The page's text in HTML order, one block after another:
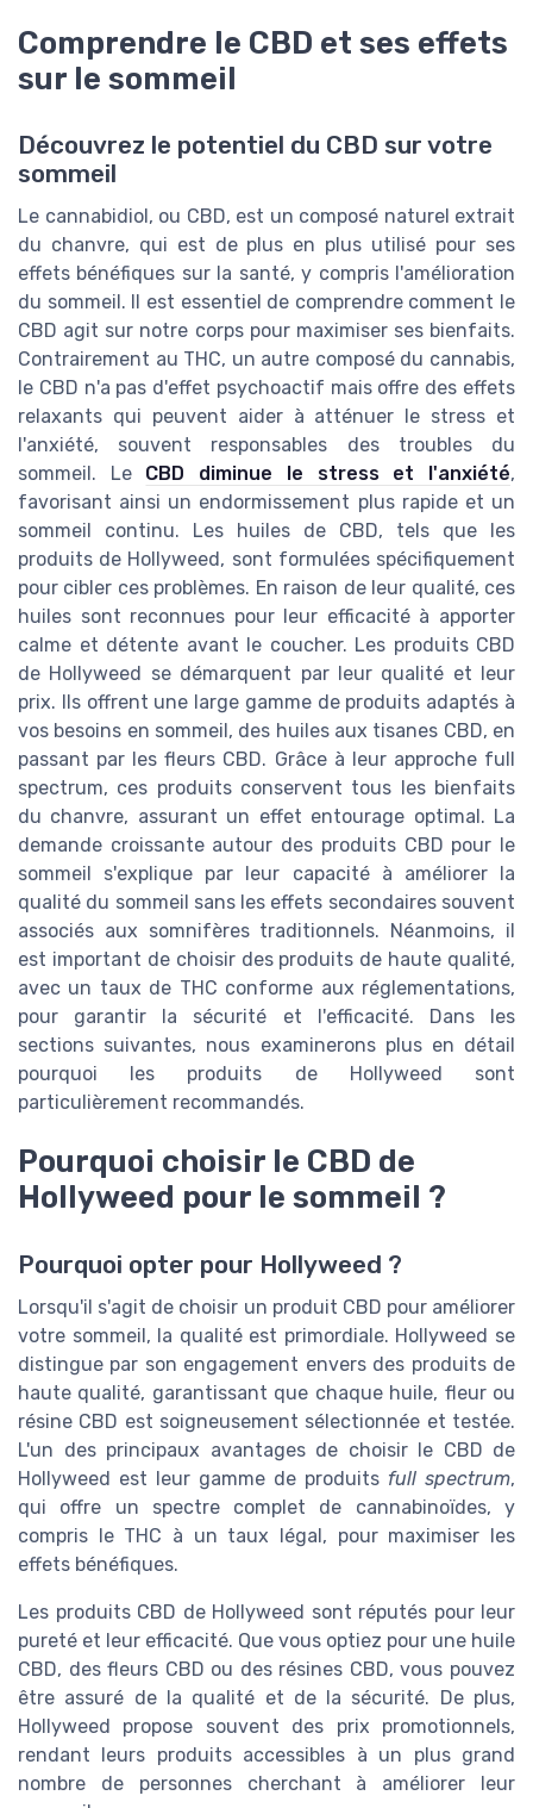
Comprendre le CBD et ses effets
sur le sommeil
Découvrez le potentiel du CBD sur votre
sommeil
Le cannabidiol, ou CBD, est un composé naturel extrait
du chanvre, qui est de plus en plus utilisé pour ses
effets bénéfiques sur la santé, y compris l'amélioration
du sommeil. Il est essentiel de comprendre comment le
CBD agit sur notre corps pour maximiser ses bienfaits.
Contrairement au THC, un autre composé du cannabis,
le CBD n'a pas d'effet psychoactif mais offre des effets
relaxants qui peuvent aider à atténuer le stress et
l'anxiété, souvent responsables des troubles du
sommeil. Le CBD diminue le stress et l'anxiété,
favorisant ainsi un endormissement plus rapide et un
sommeil continu. Les huiles de CBD, tels que les
produits de Hollyweed, sont formulées spécifiquement
pour cibler ces problèmes. En raison de leur qualité, ces
huiles sont reconnues pour leur efficacité à apporter
calme et détente avant le coucher. Les produits CBD
de Hollyweed se démarquent par leur qualité et leur
prix. Ils offrent une large gamme de produits adaptés à
vos besoins en sommeil, des huiles aux tisanes CBD, en
passant par les fleurs CBD. Grâce à leur approche full
spectrum, ces produits conservent tous les bienfaits
du chanvre, assurant un effet entourage optimal. La
demande croissante autour des produits CBD pour le
sommeil s'explique par leur capacité à améliorer la
qualité du sommeil sans les effets secondaires souvent
associés aux somnifères traditionnels. Néanmoins, il
est important de choisir des produits de haute qualité,
avec un taux de THC conforme aux réglementations,
pour garantir la sécurité et l'efficacité. Dans les
sections suivantes, nous examinerons plus en détail
pourquoi les produits de Hollyweed sont
particulièrement recommandés.
Pourquoi choisir le CBD de
Hollyweed pour le sommeil ?
Pourquoi opter pour Hollyweed ?
Lorsqu'il s'agit de choisir un produit CBD pour améliorer
votre sommeil, la qualité est primordiale. Hollyweed se
distingue par son engagement envers des produits de
haute qualité, garantissant que chaque huile, fleur ou
résine CBD est soigneusement sélectionnée et testée.
L'un des principaux avantages de choisir le CBD de
Hollyweed est leur gamme de produits full spectrum,
qui offre un spectre complet de cannabinoïdes, y
compris le THC à un taux légal, pour maximiser les
effets bénéfiques.
Les produits CBD de Hollyweed sont réputés pour leur
pureté et leur efficacité. Que vous optiez pour une huile
CBD, des fleurs CBD ou des résines CBD, vous pouvez
être assuré de la qualité et de la sécurité. De plus,
Hollyweed propose souvent des prix promotionnels,
rendant leurs produits accessibles à un plus grand
nombre de personnes cherchant à améliorer leur